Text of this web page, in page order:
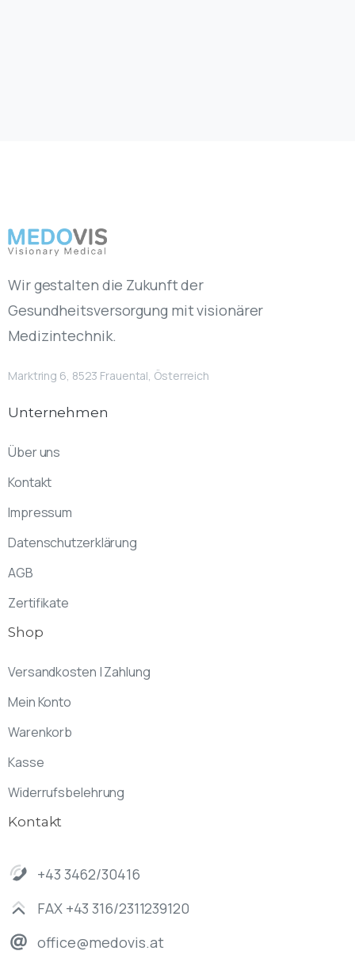
Wir gestalten die Zukunft der
Gesundheitsversorgung mit visionärer
Medizintechnik.
Marktring 6, 8523 Frauental, Österreich
Unternehmen
Über uns
Kontakt
Impressum
Datenschutzerklärung
AGB
Zertifikate
Shop
Versandkosten | Zahlung
Mein Konto
Warenkorb
Kasse
Widerrufsbelehrung
Kontakt
+43 3462/30416
FAX +43 316/2311239120
office@medovis.at